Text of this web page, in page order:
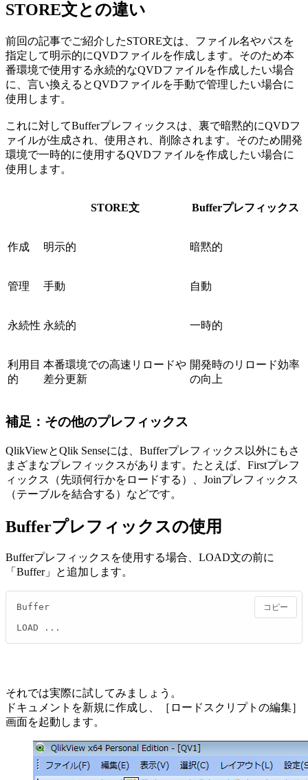
STORE文との違い
前回の記事でご紹介したSTORE文は、ファイル名やパスを
指定して明示的にQVDファイルを作成します。そのため本
番環境で使用する永続的なQVDファイルを作成したい場合
に、言い換えるとQVDファイルを手動で管理したい場合に
使用します。
これに対してBufferプレフィックスは、裏で暗黙的にQVDフ
ァイルが生成され、使用され、削除されます。そのため開発
環境で一時的に使用するQVDファイルを作成したい場合に
使用します。
STORE文 Bufferプレフィックス
作成 明示的 暗黙的
管理 手動 自動
永続性 永続的 一時的
利用目
的
本番環境での高速リロードや
差分更新
開発時のリロード効率
の向上
補足：その他のプレフィックス
QlikViewとQlik Senseには、Bufferプレフィックス以外にもさ
まざまなプレフィックスがあります。たとえば、Firstプレフ
ィックス（先頭何行かをロードする）、Joinプレフィックス
（テーブルを結合する）などです。
Bufferプレフィックスの使用
Bufferプレフィックスを使用する場合、LOAD文の前に
「Buffer」と追加します。
Buffer
LOAD ...
コピー
それでは実際に試してみましょう。
ドキュメントを新規に作成し、［ロードスクリプトの編集］
画面を起動します。